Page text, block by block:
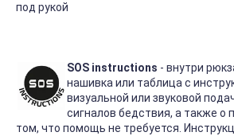
под рукой
SOS instructions - внутри
нашивка или таблица с
визуальной или звуковой
сигналов бедствия, а также о
том, что помощь не требуется.